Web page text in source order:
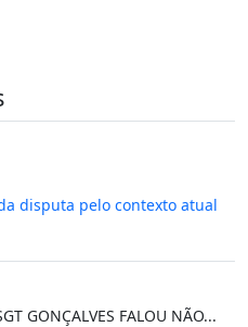
disputa pelo contexto atual
GONÇALVES FALOU NÃO...